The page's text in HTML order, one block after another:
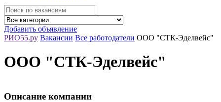
Добавить объявление
РИО55.ру Вакансии Все работодатели ООО "СТК-Эделвейс"
ООО "СТК-Эделвейс"
Описание компании